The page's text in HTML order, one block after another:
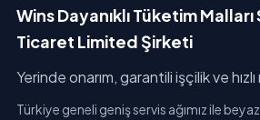
Wins Dayanıklı Tüketim Malları
Ticaret Limited Şirketi
Yerinde onarım, garantili işçilik ve
Türkiye geneli geniş servis ağımız ile